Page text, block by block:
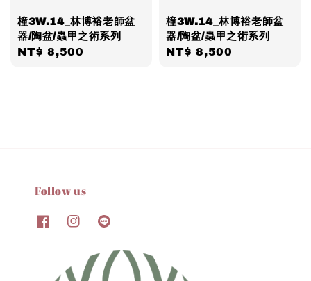
橦3W.14_林博裕老師盆
器/陶盆/蟲甲之術系列
Regular
NT$ 8,500
橦3W.14_林博裕老師盆
器/陶盆/蟲甲之術系列
Regular
NT$ 8,500
Follow us